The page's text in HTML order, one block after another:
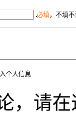
必填，不填
个人信息
，请在